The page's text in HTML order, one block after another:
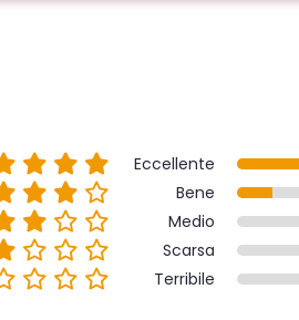
Eccellente
Bene
Medio
Scarsa
Terribile